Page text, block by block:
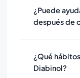
¿Puede
después de
¿Qué
Diabinol?